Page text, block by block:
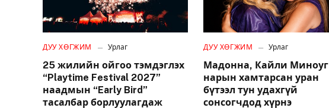
ДУУ ХӨГЖИМ Урлаг
25 жилийн ойгоо тэмдэглэх
“Playtime Festival 2027”
наадмын “Early Bird”
тасалбар борлуулагдаж
ДУУ ХӨГЖИМ Урлаг
Мадонна, Кайли Миноуг
нарын хамтарсан уран
бүтээл тун удахгүй
сонсогчдод хүрнэ